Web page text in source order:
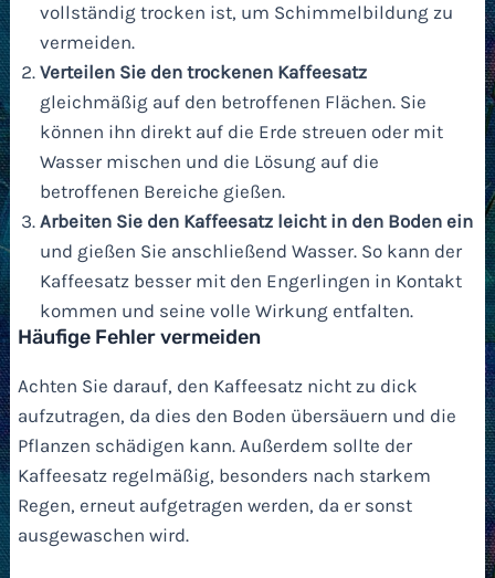
vollständig trocken ist, um Schimmelbildung zu
vermeiden.
Verteilen Sie den trockenen Kaffeesatz
gleichmäßig auf den betroffenen Flächen. Sie
können ihn direkt auf die Erde streuen oder mit
Wasser mischen und die Lösung auf die
betroffenen Bereiche gießen.
Arbeiten Sie den Kaffeesatz leicht in den Boden ein
und gießen Sie anschließend Wasser. So kann der
Kaffeesatz besser mit den Engerlingen in Kontakt
kommen und seine volle Wirkung entfalten.
Häufige Fehler vermeiden
Achten Sie darauf, den Kaffeesatz nicht zu dick
aufzutragen, da dies den Boden übersäuern und die
Pflanzen schädigen kann. Außerdem sollte der
Kaffeesatz regelmäßig, besonders nach starkem
Regen, erneut aufgetragen werden, da er sonst
ausgewaschen wird.